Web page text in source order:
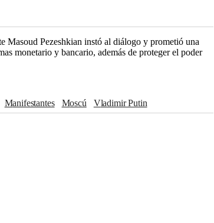
Masoud Pezeshkian instó al diálogo y prometió una
monetario y bancario, además de proteger el poder
manifestantes Moscú
Vladimir Putin
Rusia